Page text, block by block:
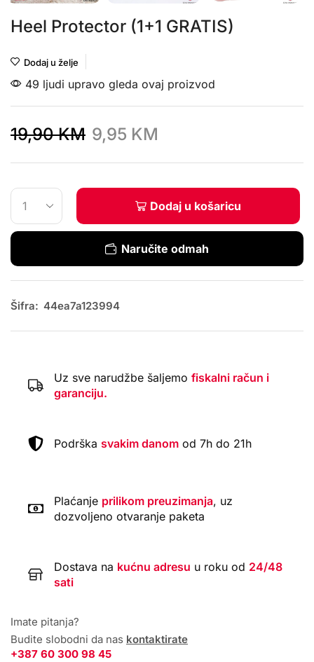
Heel Protector (1+1 GRATIS)
Dodaj u želje
49 ljudi upravo gleda ovaj proizvod
19,90KM 9,95 KM
Dodaj u košaricu
Naručite odmah
Šifra: 44ea7a123994
Uz sve narudžbe šaljemo fiskalni račun i
garanciju.
Podrška svakim danom od 7h do 21h
Plaćanje prilikom preuzimanja, uz
dozvoljeno otvaranje paketa
Dostava na kućnu adresu u roku od 24/48
sati
Imate pitanja?
Budite slobodni da nas kontaktirate
+387 60 300 98 45